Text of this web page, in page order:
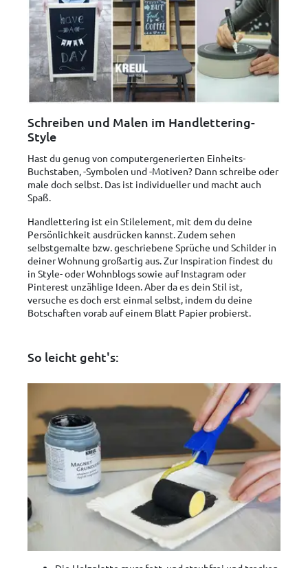
Schreiben und Malen im Handlettering-
Style
Hast du genug von computergenerierten Einheits-
Buchstaben, -Symbolen und -Motiven? Dann schreibe oder
male doch selbst. Das ist individueller und macht auch
Spaß.
Handlettering ist ein Stilelement, mit dem du deine
Persönlichkeit ausdrücken kannst. Zudem sehen
selbstgemalte bzw. geschriebene Sprüche und Schilder in
deiner Wohnung großartig aus. Zur Inspiration findest du
in Style- oder Wohnblogs sowie auf Instagram oder
Pinterest unzählige Ideen. Aber da es dein Stil ist,
versuche es doch erst einmal selbst, indem du deine
Botschaften vorab auf einem Blatt Papier probierst.
So leicht geht's: